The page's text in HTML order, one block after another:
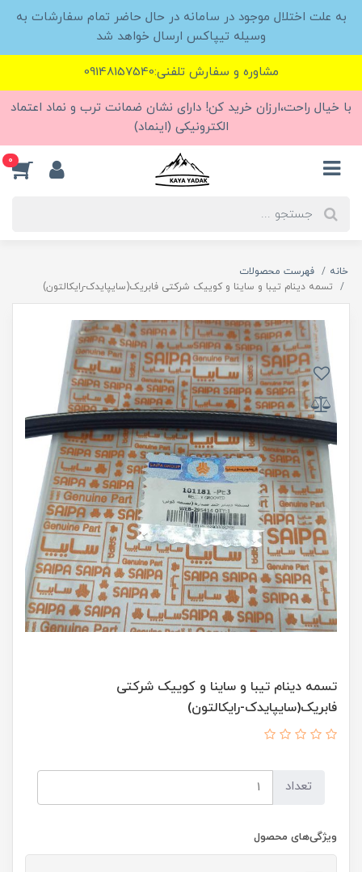
به علت اختلال موجود در سامانه در حال حاضر تمام سفارشات به
وسیله تیپاکس ارسال خواهد شد
مشاوره و سفارش تلفنی:09148157540
با خیال راحت،ارزان خرید کن! دارای نشان ضمانت ترب و نماد اعتماد
الکترونیکی (اینماد)
0
خانه
فهرست محصولات
تسمه دینام تیبا و ساینا و کوییک شرکتی فابریک(سایپایدک-رایکالتون)
تسمه دینام تیبا و ساینا و کوییک شرکتی
فابریک(سایپایدک-رایکالتون)
تعداد
ویژگی‌های محصول